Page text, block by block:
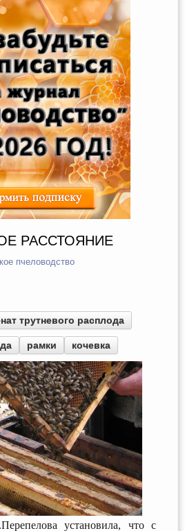
РАССТОЯНИЕ
пчеловодство
трутневого расплода
рамки кочевка
установила, что с